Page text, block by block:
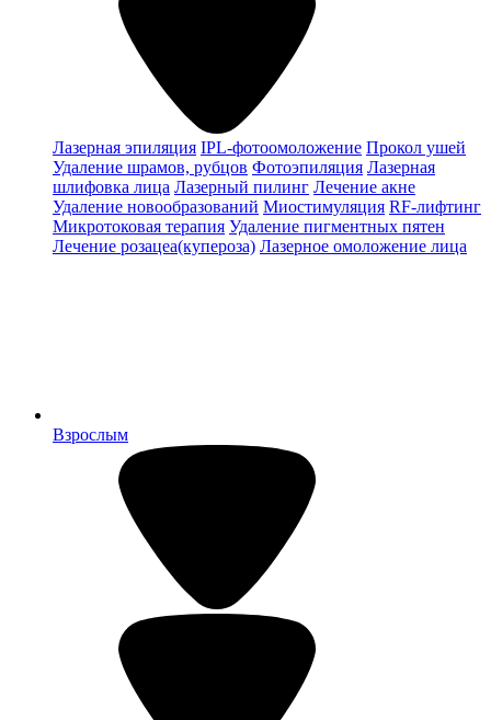
Лазерная эпиляция IPL-фотоомоложение Прокол ушей
Удаление шрамов, рубцов Фотоэпиляция Лазерная
шлифовка лица Лазерный пилинг Лечение акне
Удаление новообразований Миостимуляция RF-лифтинг
Микротоковая терапия Удаление пигментных пятен
Лечение розацеа(купероза) Лазерное омоложение лица
Взрослым